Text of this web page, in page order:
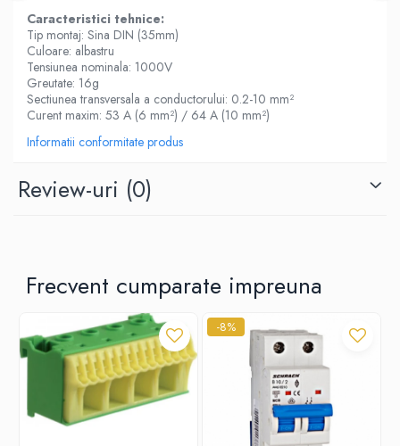
Caracteristici tehnice:
Tip montaj: Sina DIN (35mm)
Culoare: albastru
Tensiunea nominala: 1000V
Greutate: 16g
Sectiunea transversala a conductorului: 0.2-10 mm²
Curent maxim: 53 A (6 mm²) / 64 A (10 mm²)
Informatii conformitate produs
Review-uri (0)
Frecvent cumparate impreuna
-8%